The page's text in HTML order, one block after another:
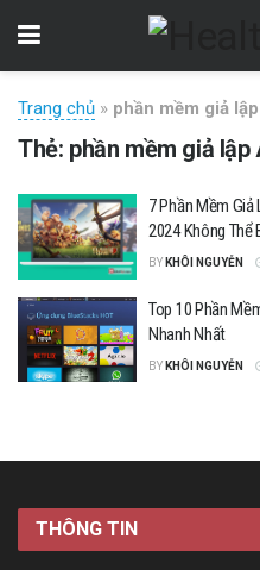
Trang chủ » phần mềm giả
Thẻ: phần mềm giả
7 Phần Mềm
2024 Không Thể
BY KHÔI NGUYỄN
Top 10 Phần
Nhanh Nhất
BY KHÔI NGUYỄN
THÔNG TIN